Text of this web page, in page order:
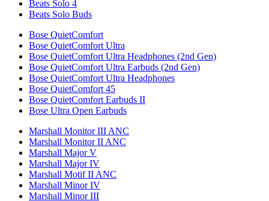
Beats Solo 4
Beats Solo Buds
Bose QuietComfort
Bose QuietComfort Ultra
Bose QuietComfort Ultra Headphones (2nd Gen)
Bose QuietComfort Ultra Earbuds (2nd Gen)
Bose QuietComfort Ultra Headphones
Bose QuietComfort 45
Bose QuietComfort Earbuds II
Bose Ultra Open Earbuds
Marshall Monitor III ANC
Marshall Monitor II ANC
Marshall Major V
Marshall Major IV
Marshall Motif II ANC
Marshall Minor IV
Marshall Minor III